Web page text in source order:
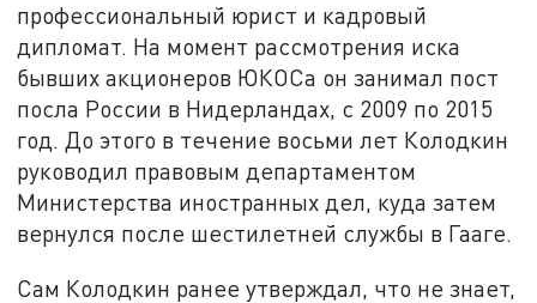
профессиональный юрист и кадровый
дипломат. На момент рассмотрения иска
бывших акционеров ЮКОСа он занимал пост
посла России в Нидерландах, с 2009 по 2015
год. До этого в течение восьми лет Колодкин
руководил правовым департаментом
Министерства иностранных дел, куда затем
вернулся после шестилетней службы в Гааге.
Сам Колодкин ранее утверждал, что не знает,